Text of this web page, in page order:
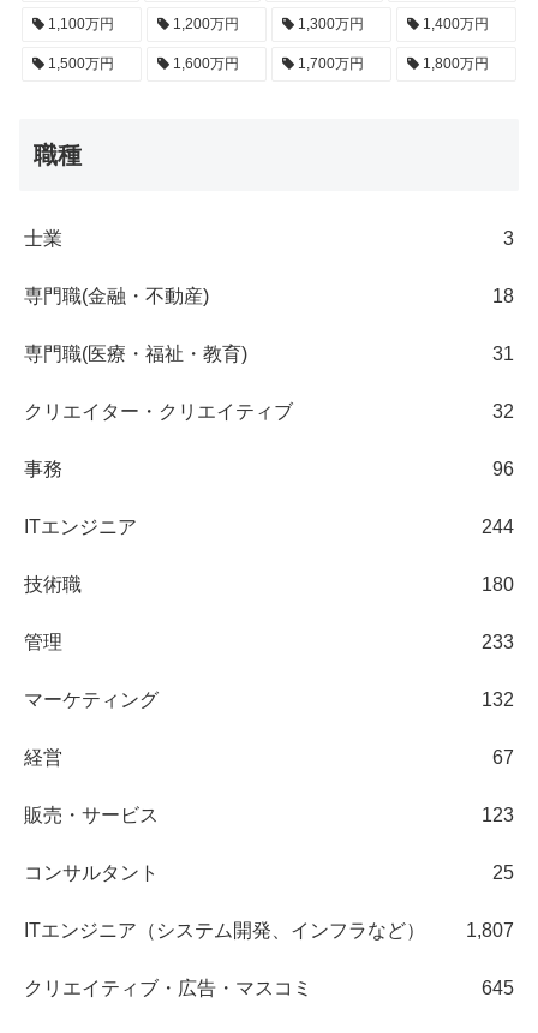
1,100万円 1,200万円 1,300万円 1,400万円
1,500万円 1,600万円 1,700万円 1,800万円
職種
士業 3
専門職(金融・不動産) 18
専門職(医療・福祉・教育) 31
クリエイター・クリエイティブ 32
事務 96
ITエンジニア 244
技術職 180
管理 233
マーケティング 132
経営 67
販売・サービス 123
コンサルタント 25
ITエンジニア（システム開発、インフラなど） 1,807
クリエイティブ・広告・マスコミ 645